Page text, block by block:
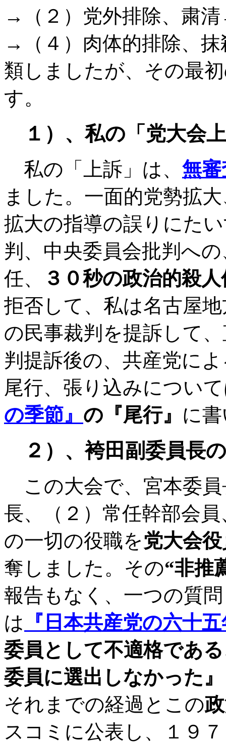
→（２）党外排除、粛
→（４）肉体的排除、
類しましたが、その最
す。
１）、私の「党大会
私の「上訴」は、 無
ました。一面的党勢拡
拡大の指導の誤りにた
判、中央委員会批判へ
任、
３０秒の政治的殺
拒否して、私は名古屋
の民事裁判を提訴して
判提訴後の、共産党に
尾行、張り込みについ
の季節』 の『尾行』 に
２）、袴田副委員長
この大会で、宮本委員
長、（２）常任幹部会
の一切の役職を党大会
奪しました。その“非推
報告もなく、一つの質
は 『日本共産党の六十
委員として不適格であ
委員に選出しなかった』
それまでの経過とこの
スコミに公表し、１９